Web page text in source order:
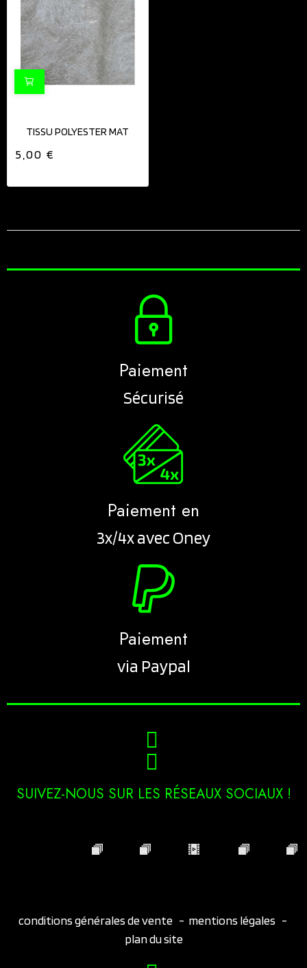
TISSU POLYESTER MAT
5,00 €
Paiement
Sécurisé
Paiement en
3x/4x avec Oney
Paiement
via Paypal
SUIVEZ-NOUS SUR LES RÉSEAUX SOCIAUX !
conditions générales de vente - mentions légales -
plan du site